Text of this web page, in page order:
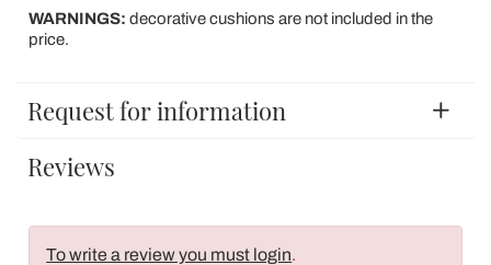
WARNINGS: decorative cushions are not included in the
price.
Request for information
Reviews
To write a review you must login.